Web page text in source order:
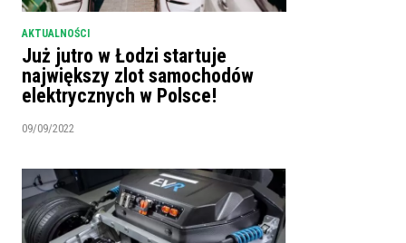
AKTUALNOŚCI
Już jutro w Łodzi startuje
największy zlot samochodów
elektrycznych w Polsce!
09/09/2022